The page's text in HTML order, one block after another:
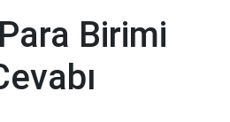
Birimi